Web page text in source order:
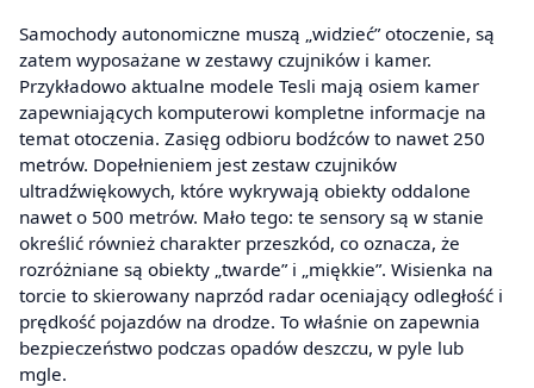
Samochody autonomiczne muszą „widzieć” otoczenie, są
zatem wyposażane w zestawy czujników i kamer.
Przykładowo aktualne modele Tesli mają osiem kamer
zapewniających komputerowi kompletne informacje na
temat otoczenia. Zasięg odbioru bodźców to nawet 250
metrów. Dopełnieniem jest zestaw czujników
ultradźwiękowych, które wykrywają obiekty oddalone
nawet o 500 metrów. Mało tego: te sensory są w stanie
określić również charakter przeszkód, co oznacza, że
rozróżniane są obiekty „twarde” i „miękkie”. Wisienka na
torcie to skierowany naprzód radar oceniający odległość i
prędkość pojazdów na drodze. To właśnie on zapewnia
bezpieczeństwo podczas opadów deszczu, w pyle lub
mgle.